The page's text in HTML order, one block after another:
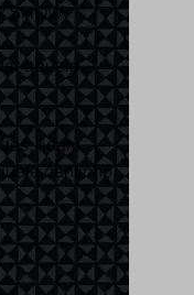
SHOW.
aquela
ficam
cantinho